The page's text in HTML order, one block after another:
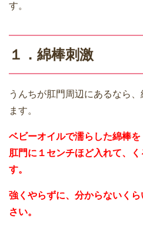
す。
１．綿棒刺激
うんちが肛門周辺にあるなら
ます。
ベビーオイルで濡らした綿棒を
肛門に１センチほど入れて、
す。
強くやらずに、分からないく
さい。